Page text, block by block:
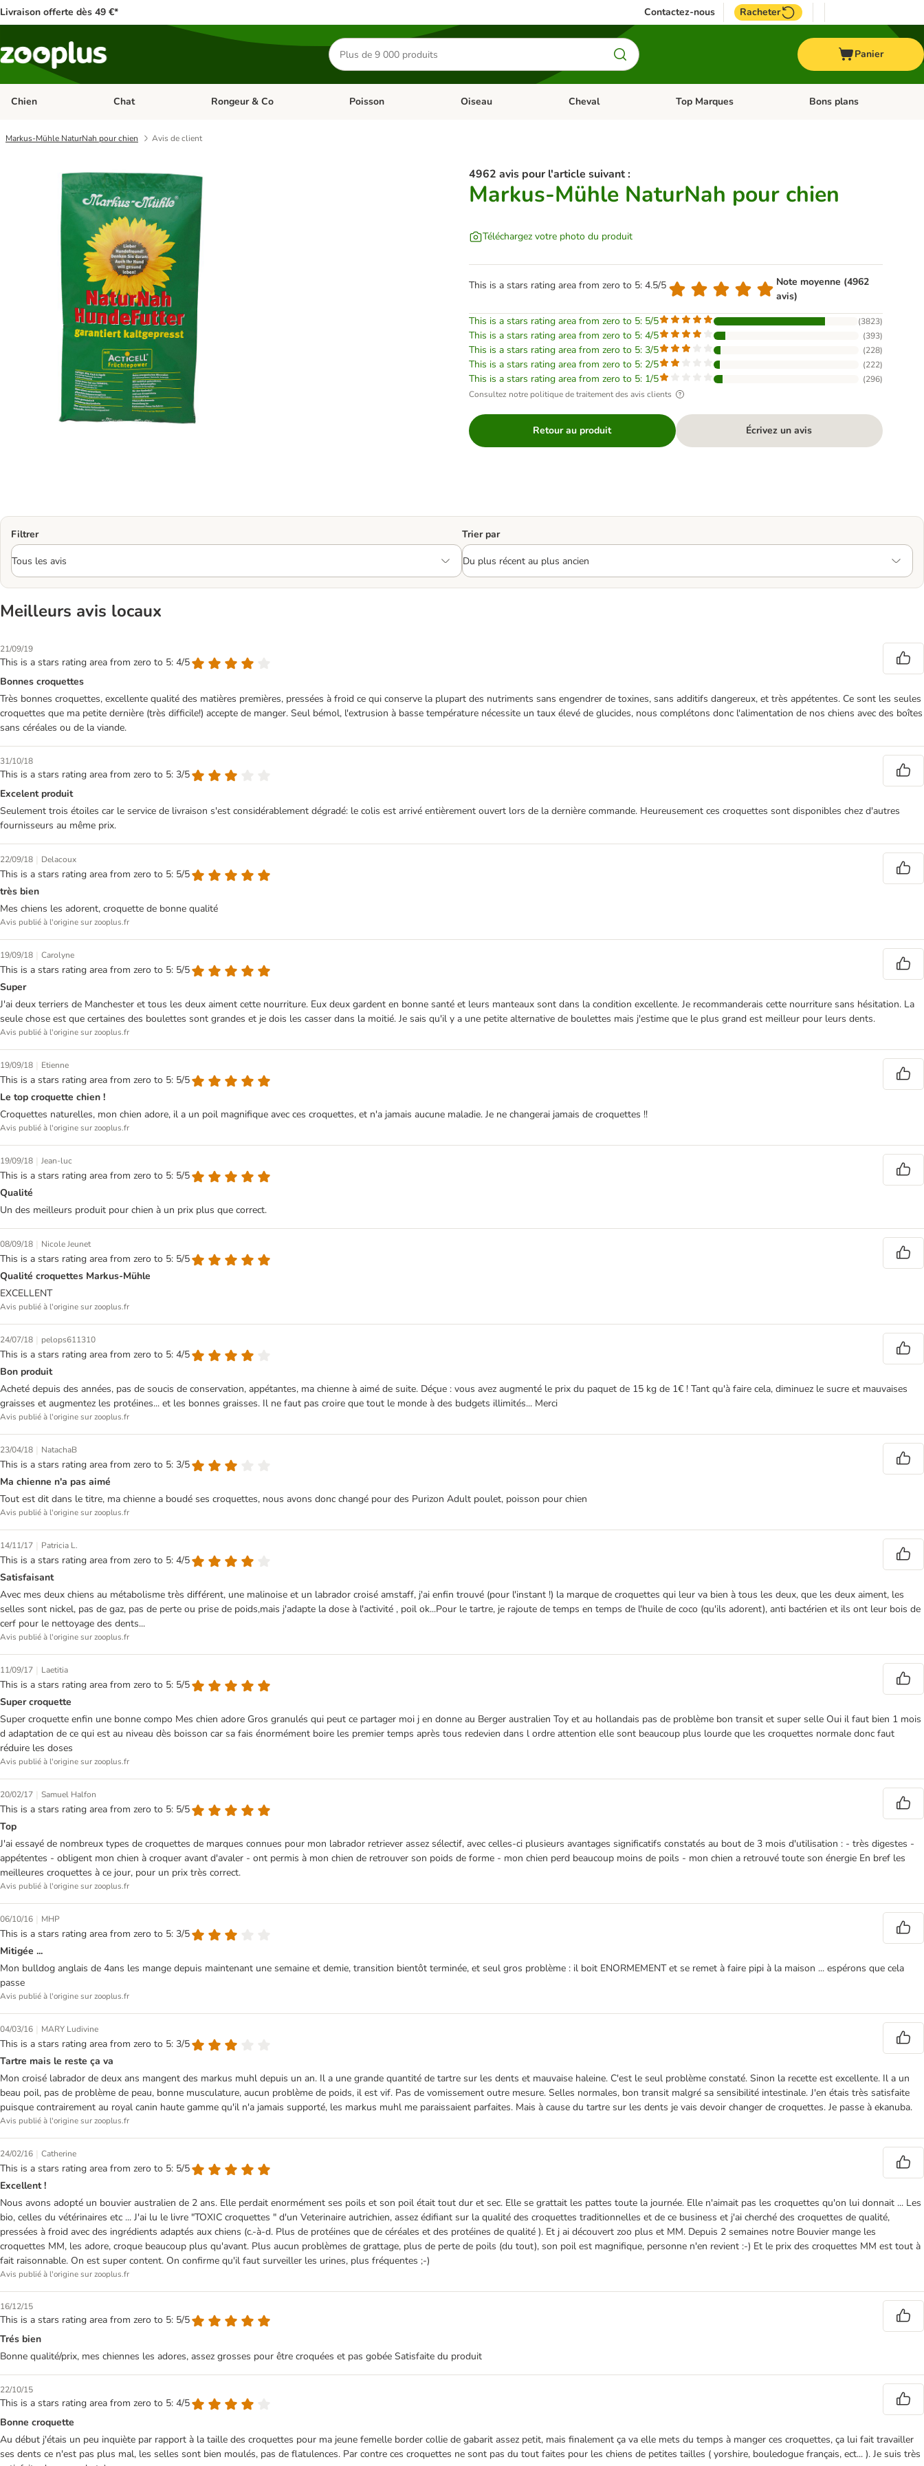
Livraison offerte dès 49 €* Contactez-nous Racheter
Rechercher
des
produits
Panier
Chien Dérouler les catégories: Chien
Chat Dérouler les catégories: Chat
Rongeur & Co Dérouler les catégories: Rongeur & Co
Poisson Dérouler les catégories: Poisson
Oiseau Dérouler les catégories: Oiseau
Cheval Dérouler les catégories: Cheval
Top Marques Dérouler les catégories: Top
Bons plans
Markus-Mühle NaturNah pour chien Avis de client
4962 avis pour l'article suivant :
Markus-Mühle NaturNah pour chien
Téléchargez votre photo du produit
This is a stars rating area from zero to 5: 4.5/5
Note moyenne (4962
avis)
This is a stars rating area from zero to 5: 5/5
(3823)
This is a stars rating area from zero to 5: 4/5 (393)
This is a stars rating area from zero to 5: 3/5 (228)
This is a stars rating area from zero to 5: 2/5 (222)
This is a stars rating area from zero to 5: 1/5 (296)
Consultez notre politique de traitement des avis clients
Retour au produit Écrivez un avis
Filtrer Trier par
Meilleurs avis locaux
21/09/19
This is a stars rating area from zero to 5: 4/5
Bonnes croquettes
Très bonnes croquettes, excellente qualité des matières premières, pressées à froid ce qui conserve la plupart des nutriments sans engendrer de toxines, sans additifs dangereux, et très appétentes. Ce sont les seules
croquettes que ma petite dernière (très difficile!) accepte de manger. Seul bémol, l'extrusion à basse température nécessite un taux élevé de glucides, nous complétons donc l'alimentation de nos chiens avec des boîtes
sans céréales ou de la viande.
31/10/18
This is a stars rating area from zero to 5: 3/5
Excelent produit
Seulement trois étoiles car le service de livraison s'est considérablement dégradé: le colis est arrivé entièrement ouvert lors de la dernière commande. Heureusement ces croquettes sont disponibles chez d'autres
fournisseurs au même prix.
22/09/18 | Delacoux
This is a stars rating area from zero to 5: 5/5
très bien
Mes chiens les adorent, croquette de bonne qualité
Avis publié à l'origine sur zooplus.fr
19/09/18 | Carolyne
This is a stars rating area from zero to 5: 5/5
Super
J'ai deux terriers de Manchester et tous les deux aiment cette nourriture. Eux deux gardent en bonne santé et leurs manteaux sont dans la condition excellente. Je recommanderais cette nourriture sans hésitation. La
seule chose est que certaines des boulettes sont grandes et je dois les casser dans la moitié. Je sais qu'il y a une petite alternative de boulettes mais j'estime que le plus grand est meilleur pour leurs dents.
Avis publié à l'origine sur zooplus.fr
19/09/18 | Etienne
This is a stars rating area from zero to 5: 5/5
Le top croquette chien !
Croquettes naturelles, mon chien adore, il a un poil magnifique avec ces croquettes, et n'a jamais aucune maladie. Je ne changerai jamais de croquettes !!
Avis publié à l'origine sur zooplus.fr
19/09/18 | Jean-luc
This is a stars rating area from zero to 5: 5/5
Qualité
Un des meilleurs produit pour chien à un prix plus que correct.
08/09/18 | Nicole Jeunet
This is a stars rating area from zero to 5: 5/5
Qualité croquettes Markus-Mühle
EXCELLENT
Avis publié à l'origine sur zooplus.fr
24/07/18 | pelops611310
This is a stars rating area from zero to 5: 4/5
Bon produit
Acheté depuis des années, pas de soucis de conservation, appétantes, ma chienne à aimé de suite. Déçue : vous avez augmenté le prix du paquet de 15 kg de 1€ ! Tant qu'à faire cela, diminuez le sucre et mauvaises
graisses et augmentez les protéines... et les bonnes graisses. Il ne faut pas croire que tout le monde à des budgets illimités... Merci
Avis publié à l'origine sur zooplus.fr
23/04/18 | NatachaB
This is a stars rating area from zero to 5: 3/5
Ma chienne n'a pas aimé
Tout est dit dans le titre, ma chienne a boudé ses croquettes, nous avons donc changé pour des Purizon Adult poulet, poisson pour chien
Avis publié à l'origine sur zooplus.fr
14/11/17 | Patricia L.
This is a stars rating area from zero to 5: 4/5
Satisfaisant
Avec mes deux chiens au métabolisme très différent, une malinoise et un labrador croisé amstaff, j'ai enfin trouvé (pour l'instant !) la marque de croquettes qui leur va bien à tous les deux, que les deux aiment, les
selles sont nickel, pas de gaz, pas de perte ou prise de poids,mais j'adapte la dose à l'activité , poil ok...Pour le tartre, je rajoute de temps en temps de l'huile de coco (qu'ils adorent), anti bactérien et ils ont leur bois de
cerf pour le nettoyage des dents...
Avis publié à l'origine sur zooplus.fr
11/09/17 | Laetitia
This is a stars rating area from zero to 5: 5/5
Super croquette
Super croquette enfin une bonne compo Mes chien adore Gros granulés qui peut ce partager moi j en donne au Berger australien Toy et au hollandais pas de problème bon transit et super selle Oui il faut bien 1 mois
d adaptation de ce qui est au niveau dès boisson car sa fais énormément boire les premier temps après tous redevien dans l ordre attention elle sont beaucoup plus lourde que les croquettes normale donc faut
réduire les doses
Avis publié à l'origine sur zooplus.fr
20/02/17 | Samuel Halfon
This is a stars rating area from zero to 5: 5/5
Top
J'ai essayé de nombreux types de croquettes de marques connues pour mon labrador retriever assez sélectif, avec celles-ci plusieurs avantages significatifs constatés au bout de 3 mois d'utilisation : - très digestes -
appétentes - obligent mon chien à croquer avant d'avaler - ont permis à mon chien de retrouver son poids de forme - mon chien perd beaucoup moins de poils - mon chien a retrouvé toute son énergie En bref les
meilleures croquettes à ce jour, pour un prix très correct.
Avis publié à l'origine sur zooplus.fr
06/10/16 | MHP
This is a stars rating area from zero to 5: 3/5
Mitigée ...
Mon bulldog anglais de 4ans les mange depuis maintenant une semaine et demie, transition bientôt terminée, et seul gros problème : il boit ENORMEMENT et se remet à faire pipi à la maison ... espérons que cela
passe
Avis publié à l'origine sur zooplus.fr
04/03/16 | MARY Ludivine
This is a stars rating area from zero to 5: 3/5
Tartre mais le reste ça va
Mon croisé labrador de deux ans mangent des markus muhl depuis un an. Il a une grande quantité de tartre sur les dents et mauvaise haleine. C'est le seul problème constaté. Sinon la recette est excellente. Il a un
beau poil, pas de problème de peau, bonne musculature, aucun problème de poids, il est vif. Pas de vomissement outre mesure. Selles normales, bon transit malgré sa sensibilité intestinale. J'en étais très satisfaite
puisque contrairement au royal canin haute gamme qu'il n'a jamais supporté, les markus muhl me paraissaient parfaites. Mais à cause du tartre sur les dents je vais devoir changer de croquettes. Je passe à ekanuba.
Avis publié à l'origine sur zooplus.fr
24/02/16 | Catherine
This is a stars rating area from zero to 5: 5/5
Excellent !
Nous avons adopté un bouvier australien de 2 ans. Elle perdait enormément ses poils et son poil était tout dur et sec. Elle se grattait les pattes toute la journée. Elle n'aimait pas les croquettes qu'on lui donnait ... Les
bio, celles du vétérinaires etc ... J'ai lu le livre "TOXIC croquettes " d'un Veterinaire autrichien, assez édifiant sur la qualité des croquettes traditionnelles et de ce business et j'ai cherché des croquettes de qualité,
pressées à froid avec des ingrédients adaptés aux chiens (c.-à-d. Plus de protéines que de céréales et des protéines de qualité ). Et j ai découvert zoo plus et MM. Depuis 2 semaines notre Bouvier mange les
croquettes MM, les adore, croque beaucoup plus qu'avant. Plus aucun problèmes de grattage, plus de perte de poils (du tout), son poil est magnifique, personne n'en revient :-) Et le prix des croquettes MM est tout à
fait raisonnable. On est super content. On confirme qu'il faut surveiller les urines, plus fréquentes ;-)
Avis publié à l'origine sur zooplus.fr
16/12/15
This is a stars rating area from zero to 5: 5/5
Trés bien
Bonne qualité/prix, mes chiennes les adores, assez grosses pour être croquées et pas gobée Satisfaite du produit
22/10/15
This is a stars rating area from zero to 5: 4/5
Bonne croquette
Au début j'étais un peu inquiète par rapport à la taille des croquettes pour ma jeune femelle border collie de gabarit assez petit, mais finalement ça va elle mets du temps à manger ces croquettes, ça lui fait travailler
ses dents ce n'est pas plus mal, les selles sont bien moulés, pas de flatulences. Par contre ces croquettes ne sont pas du tout faites pour les chiens de petites tailles ( yorshire, bouledogue français, ect... ). Je suis très